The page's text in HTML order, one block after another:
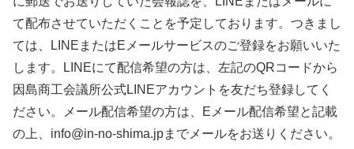
て配布させていただくことを予定しております。つきまし
ては、LINEまたはEメールサービスのご登録をお願いいた
します。LINEにて配信希望の方は、左記のQRコードから
因島商工会議所公式LINEアカウントを友だち登録してく
ださい。メール配信希望の方は、Eメール配信希望と記載
の上、info@in-no-shima.jpまでメールをお送りください。